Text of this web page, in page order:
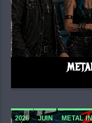
2026 JUIN METAL